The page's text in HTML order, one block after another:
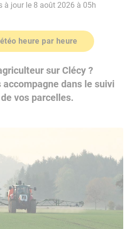
à jour le 8 août 2026 à 05h
heure par heure
sur Clécy ?
dans le suivi
vos parcelles.